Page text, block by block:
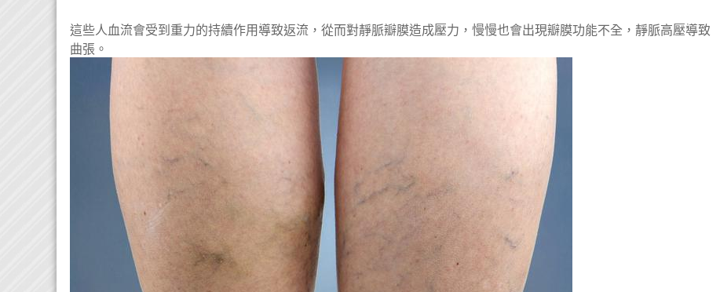
這些人血流會受到重力的持續作用導致返流，從而對靜脈瓣膜造成壓力，慢慢也會出現瓣膜功能不全，靜脈高壓導致
曲張。